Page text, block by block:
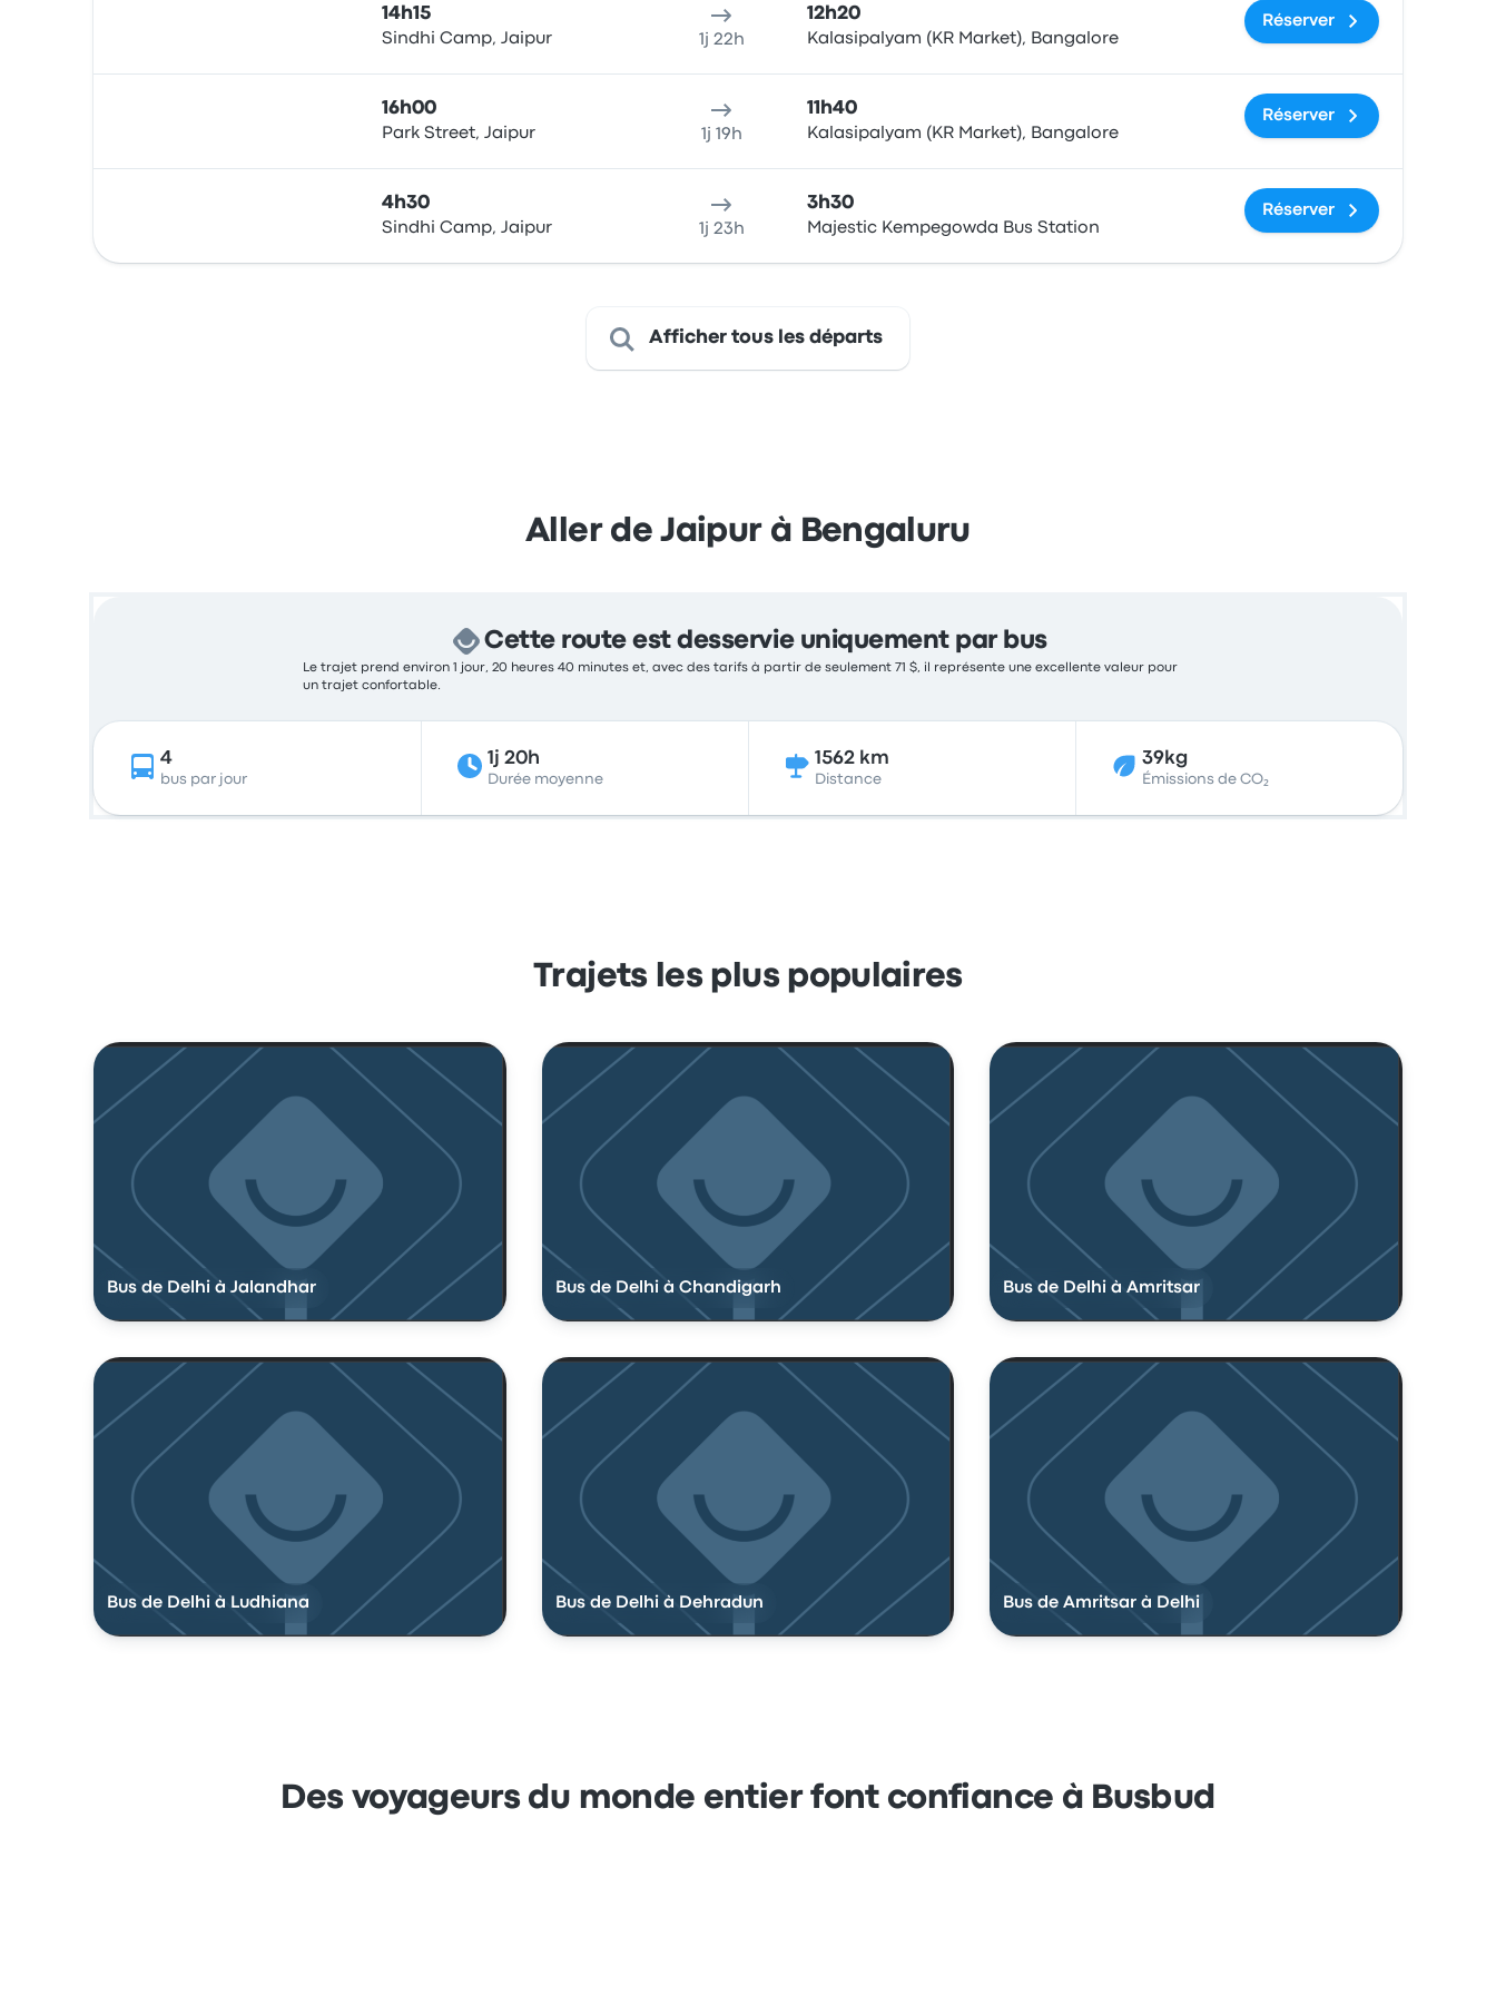
14h15
Sindhi Camp, Jaipur 1j 22h
12h20
Kalasipalyam (KR Market), Bangalore
Réserver
16h00
Park Street, Jaipur 1j 19h
11h40
Kalasipalyam (KR Market), Bangalore
Réserver
4h30
Sindhi Camp, Jaipur 1j 23h
3h30
Majestic Kempegowda Bus Station
Réserver
Afficher tous les départs
Aller de Jaipur à Bengaluru
Cette route est desservie uniquement par bus
Le trajet prend environ 1 jour, 20 heures 40 minutes et, avec des tarifs à partir de seulement 71 $, il représente une excellente valeur pour
un trajet confortable.
4
bus par jour
1j 20h
Durée moyenne
1562 km
Distance
39kg
Émissions de CO₂
Trajets les plus populaires
Bus de Delhi à Jalandhar Bus de Delhi à Chandigarh Bus de Delhi à Amritsar
Bus de Delhi à Ludhiana Bus de Delhi à Dehradun Bus de Amritsar à Delhi
Des voyageurs du monde entier font confiance à Busbud